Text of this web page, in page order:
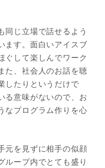
同じ立場で話せるよう
ます。面白いアイスブ
ぐして楽しんでワーク
た、社会人のお話を聴
したりというだけで
る意味がないので、お
なプログラム作りを心
元を見ずに相手の似顔
ループ内でとても盛り